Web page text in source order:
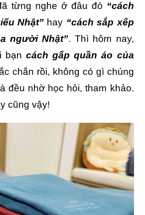
từng nghe ở đâu đó “cách
Nhật” hay “cách sắp xếp
người Nhật”. Thì hôm nay,
bạncách gấp quần áo của
chắn rồi, không có gì chúng
đều nhờ học hỏi, tham khảo.
cũng vậy!